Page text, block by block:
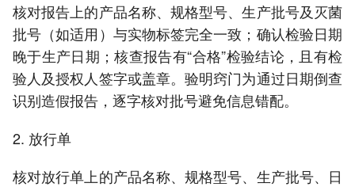
核对报告上的产品名称、规格型号、生产批号及灭菌
批号（如适用）与实物标签完全一致；确认检验日期
晚于生产日期；核查报告有“合格”检验结论，且有检
验人及授权人签字或盖章。验明窍门为通过日期倒查
识别造假报告，逐字核对批号避免信息错配。
2. 放行单
核对放行单上的产品名称、规格型号、生产批号、日